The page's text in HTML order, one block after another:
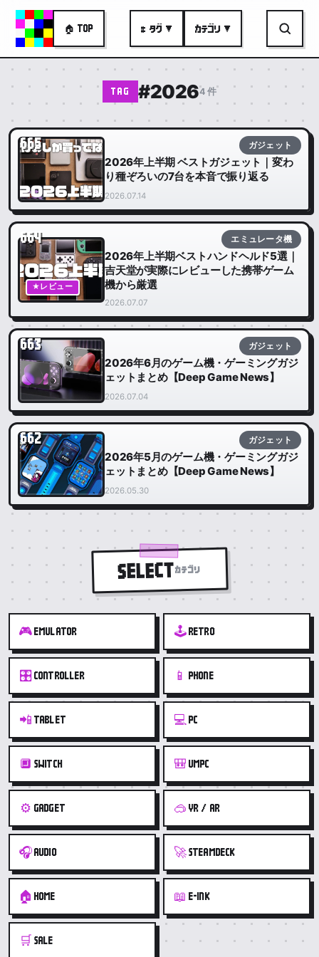
🏠 TOP # タグ ▼ カテゴリ ▼
TAG #20264 件
665 ガジェット
2026年上半期 ベストガジェット｜変わ
り種ぞろいの7台を本音で振り返る
2026.07.14
★レビュー
664 エミュレータ機
2026年上半期ベストハンドヘルド5選｜
吉天堂が実際にレビューした携帯ゲーム
機から厳選
2026.07.07
663 ガジェット
2026年6月のゲーム機・ゲーミングガジ
ェットまとめ【Deep Game News】
2026.07.04
662 ガジェット
2026年5月のゲーム機・ゲーミングガジ
ェットまとめ【Deep Game News】
2026.05.30
SELECTカテゴリ
🎮 EMULATOR 🕹️ RETRO
🎛️ CONTROLLER 📱 PHONE
📲 TABLET 💻 PC
🔲 SWITCH 🎒 UMPC
⚙️ GADGET 🥽 VR / AR
🎧 AUDIO 🚀 STEAMDECK
🏠 HOME 📖 E-INK
🛒 SALE